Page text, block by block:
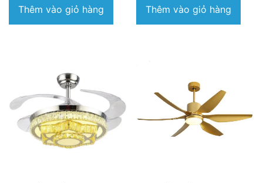
là:
2.140.000₫.
Thêm vào giỏ hàng Thêm vào giỏ hàng